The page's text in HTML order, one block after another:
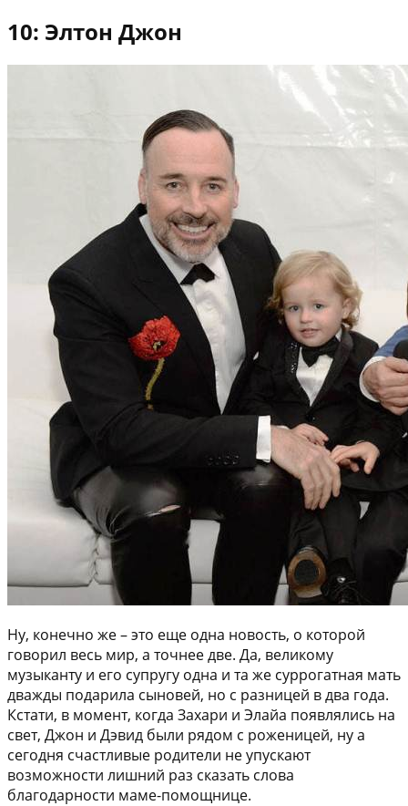
10: Элтон Джон
Ну, конечно же – это еще одна новость, о которой
говорил весь мир, а точнее две. Да, великому
музыканту и его супругу одна и та же суррогатная мать
дважды подарила сыновей, но с разницей в два года.
Кстати, в момент, когда Захари и Элайа появлялись на
свет, Джон и Дэвид были рядом с роженицей, ну а
сегодня счастливые родители не упускают
возможности лишний раз сказать слова
благодарности маме-помощнице.